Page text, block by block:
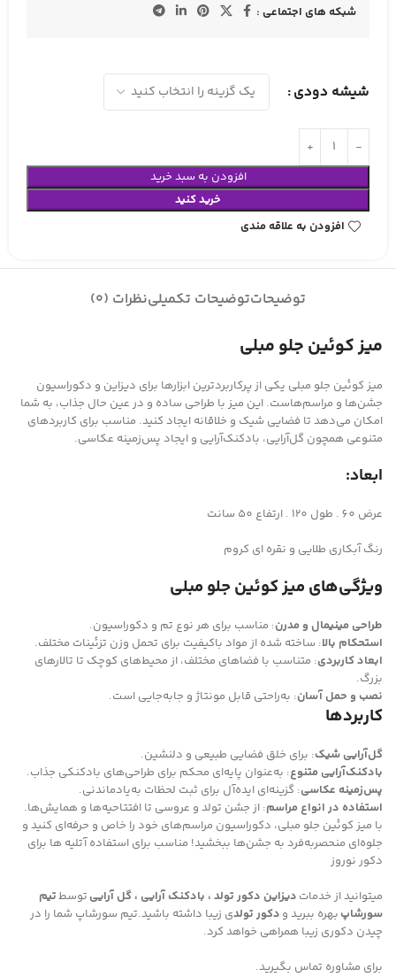
شبکه های اجتماعی :
شیشه دودی
افزودن به سبد خرید
خرید کنید
افزودن به علاقه مندی
توضیحاتتوضیحات تکمیلینظرات (0)
میز کوئین جلو مبلی
میز کوئین جلو مبلی یکی از پرکاربردترین ابزارها برای دیزاین و دکوراسیون
جشن‌ها و مراسم‌هاست. این میز با طراحی ساده و در عین حال جذاب، به شما
امکان می‌دهد تا فضایی شیک و خلاقانه ایجاد کنید. مناسب برای کاربردهای
متنوعی همچون گل‌آرایی، بادکنک‌آرایی و ایجاد پس‌زمینه عکاسی.
ابعاد:
عرض 60 . طول 120 . ارتفاع 50 سانت
رنگ آبکاری طلایی و نقره ای کروم
ویژگی‌های میز کوئین جلو مبلی
طراحی مینیمال و مدرن: مناسب برای هر نوع تم و دکوراسیون.
استحکام بالا: ساخته شده از مواد باکیفیت برای تحمل وزن تزئینات مختلف.
ابعاد کاربردی: متناسب با فضاهای مختلف، از محیط‌های کوچک تا تالارهای
بزرگ.
نصب و حمل آسان: به‌راحتی قابل مونتاژ و جابه‌جایی است.
کاربردها
گل‌آرایی شیک: برای خلق فضایی طبیعی و دلنشین.
بادکنک‌آرایی متنوع: به‌عنوان پایه‌ای محکم برای طراحی‌های بادکنکی جذاب.
پس‌زمینه عکاسی: گزینه‌ای ایده‌آل برای ثبت لحظات به‌یادماندنی.
استفاده در انواع مراسم: از جشن تولد و عروسی تا افتتاحیه‌ها و همایش‌ها.
با میز کوئین جلو مبلی، دکوراسیون مراسم‌های خود را خاص و حرفه‌ای کنید و
جلوه‌ای منحصربه‌فرد به جشن‌ها ببخشید! مناسب برای استفاده آتلیه ها برای
دکور نوروز
میتوانید از خدمات دیزاین دکور تولد ، بادکنک آرایی ، گل آرایی توسطتیم
سورشاپ بهره ببرید و دکور تولدی زیبا داشته باشید.تیم سورشاپ شما را در
چیدن دکوری زیبا همراهی خواهد کرد.
برای مشاوره تماس بگیرید.